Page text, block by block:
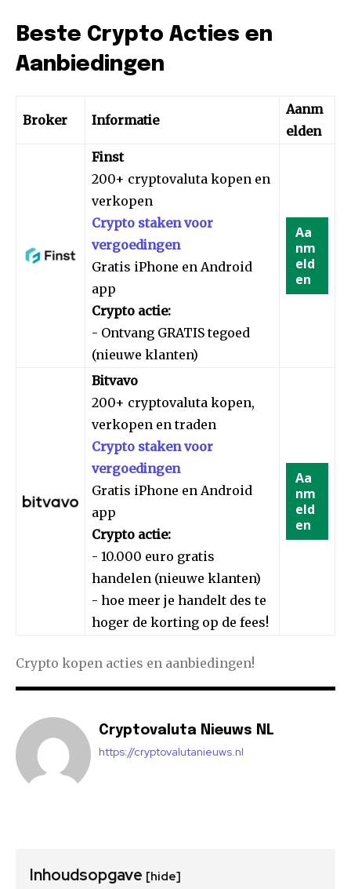
Beste Crypto Acties en
Aanbiedingen
Broker Informatie
Aanm
elden
Finst
200+ cryptovaluta kopen en
verkopen
Crypto staken voor
vergoedingen
Gratis iPhone en Android
app
Crypto actie:
- Ontvang GRATIS tegoed
(nieuwe klanten)
Aa
nm
eld
en
Bitvavo
200+ cryptovaluta kopen,
verkopen en traden
Crypto staken voor
vergoedingen
Gratis iPhone en Android
app
Crypto actie:
- 10.000 euro gratis
handelen (nieuwe klanten)
- hoe meer je handelt des te
hoger de korting op de fees!
Aa
nm
eld
en
Crypto kopen acties en aanbiedingen!
Cryptovaluta Nieuws NL
https://cryptovalutanieuws.nl
Inhoudsopgave [hide]